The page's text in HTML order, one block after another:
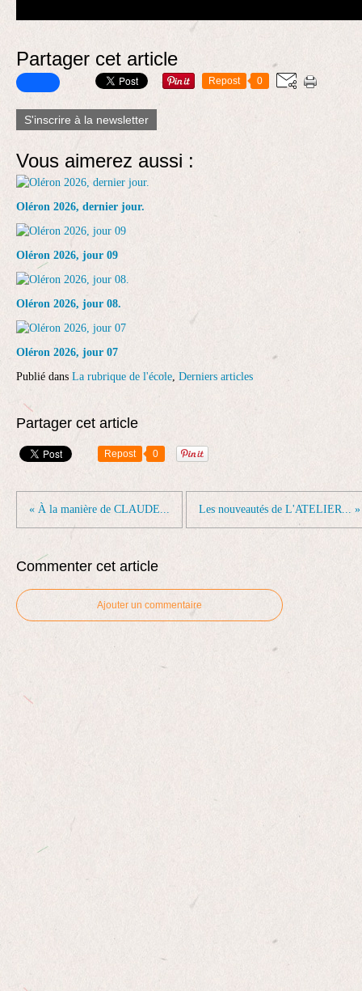
Partager cet article
Repost 0
S'inscrire à la newsletter
Vous aimerez aussi :
Oléron 2026, dernier jour.
Oléron 2026, jour 09
Oléron 2026, jour 08.
Oléron 2026, jour 07
Publié dans La rubrique de l'école, Derniers articles
Partager cet article
Repost 0
« À la manière de CLAUDE... Les nouveautés de L'ATELIER... »
Commenter cet article
Ajouter un commentaire